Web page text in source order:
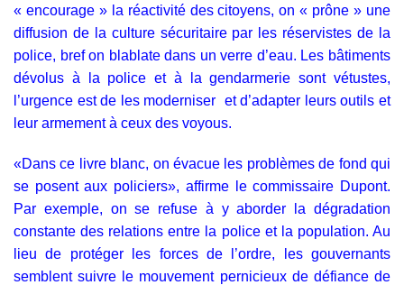
« encourage » la réactivité des citoyens, on « prône » une
diffusion de la culture sécuritaire par les réservistes de la
police, bref on blablate dans un verre d’eau. Les bâtiments
dévolus à la police et à la gendarmerie sont vétustes,
l’urgence est de les moderniser et d’adapter leurs outils et
leur armement à ceux des voyous.
«Dans ce livre blanc, on évacue les problèmes de fond qui
se posent aux policiers», affirme le commissaire Dupont.
Par exemple, on se refuse à y aborder la dégradation
constante des relations entre la police et la population. Au
lieu de protéger les forces de l’ordre, les gouvernants
semblent suivre le mouvement pernicieux de défiance de